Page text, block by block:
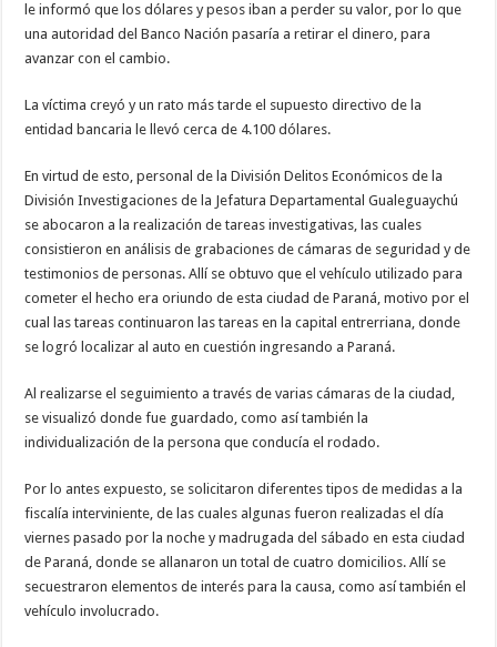
le informó que los dólares y pesos iban a perder su valor, por lo que
una autoridad del Banco Nación pasaría a retirar el dinero, para
avanzar con el cambio.
La víctima creyó y un rato más tarde el supuesto directivo de la
entidad bancaria le llevó cerca de 4.100 dólares.
En virtud de esto, personal de la División Delitos Económicos de la
División Investigaciones de la Jefatura Departamental Gualeguaychú
se abocaron a la realización de tareas investigativas, las cuales
consistieron en análisis de grabaciones de cámaras de seguridad y de
testimonios de personas. Allí se obtuvo que el vehículo utilizado para
cometer el hecho era oriundo de esta ciudad de Paraná, motivo por el
cual las tareas continuaron las tareas en la capital entrerriana, donde
se logró localizar al auto en cuestión ingresando a Paraná.
Al realizarse el seguimiento a través de varias cámaras de la ciudad,
se visualizó donde fue guardado, como así también la
individualización de la persona que conducía el rodado.
Por lo antes expuesto, se solicitaron diferentes tipos de medidas a la
fiscalía interviniente, de las cuales algunas fueron realizadas el día
viernes pasado por la noche y madrugada del sábado en esta ciudad
de Paraná, donde se allanaron un total de cuatro domicilios. Allí se
secuestraron elementos de interés para la causa, como así también el
vehículo involucrado.